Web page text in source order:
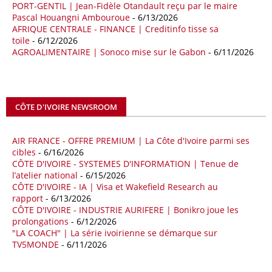
Les deux pays veulent accélérer leurs projets gaziers communs, afin
de sécuriser davantage les approvisionnements énergétiques en
Méditerranée, dans un contexte marqué par des tensions
géopolitiques internationales et des perturbations sur le marché
mondial du gaz. Réunis à Rome le jeudi 7 mai, la Première ministre
coopération et les investissements dans le secteur énergétique. Cette
séquence survient alors que Rome cherche à réduire son exposition
18/04/26 ALGERIE - BP
La multinationale BP signe son retour en Algérie où un permis de
prospection d’hydrocarbures dans le bassin oriental lui a été attribué
par l’Agence nationale pour la valorisation des ressources en
hydrocarbures (ALNAFT). L’information rendue publique mercredi 15
avril par l’institution, intervient dans le cadre de sa politique de relance
de l’exploration. Le périmètre concerné se situe dans une zone de
l’est du pays jugée peu explorée malgré son potentiel. BP pourra y
lancer ses premières opérations de prospection sur le terrain portant
PORT-GENTIL | Jean-Fidèle Otandault reçu par le maire
Pascal Houangni Ambouroue - 6/13/2026
AFRIQUE CENTRALE - FINANCE | Creditinfo tisse sa
toile - 6/12/2026
AGROALIMENTAIRE | Sonoco mise sur le Gabon - 6/11/2026
CÔTE D'IVOIRE NEWSROOM
AIR FRANCE - OFFRE PREMIUM | La Côte d'Ivoire parmi ses
cibles - 6/16/2026
CÔTE D'IVOIRE - SYSTEMES D'INFORMATION | Tenue de
l’atelier national - 6/15/2026
CÔTE D'IVOIRE - IA | Visa et Wakefield Research au
rapport - 6/13/2026
CÔTE D'IVOIRE - INDUSTRIE AURIFERE | Bonikro joue les
prolongations - 6/12/2026
"LA COACH" | La série ivoirienne se démarque sur
TV5MONDE - 6/11/2026